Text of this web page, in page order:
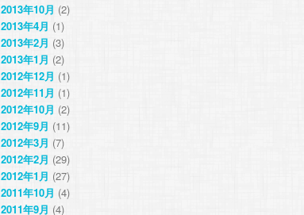
2013年10月 (2)
2013年4月 (1)
2013年2月 (3)
2013年1月 (2)
2012年12月 (1)
2012年11月 (1)
2012年10月 (2)
2012年9月 (11)
2012年3月 (7)
2012年2月 (29)
2012年1月 (27)
2011年10月 (4)
2011年9月 (4)